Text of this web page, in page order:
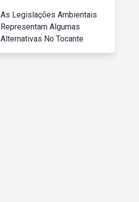
As Legislações Ambientais
Representam Algumas
Alternativas No Tocante